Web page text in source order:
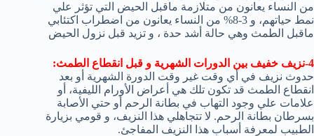
من النساء يعانون من متلازمة ماقبل الحيض التي تؤثر علي
نمط حياتهم، و 3-8% من النساء يعانون من اضطراب اكتئابي
ماقبل الطمث وهي حالة أشد حدة ، و تزيد قبل نزول الحيض
4-نزيف خفيف بين الدورات الشهرية و قبل انقطاع الطمث:
حدوث نزيف في أي وقت غير وقت الدورة الشهرية أو بعد
انقطاع الطمث قد تكون تلك هي أعراض الأورام الليفية، أو
علامات علي وجود التهاب في بطانة الرحم أو حتي الأصابة
بسرطان بطانة الرحم. لا تتجاهلي هذا النزيف، و قومي بزيارة
الطبيب لمعرفة أسباب هذا النزيف المفاجئ.